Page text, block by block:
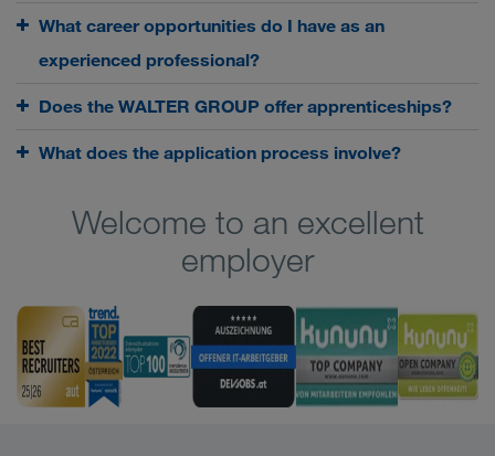
What career opportunities do I have as an
experienced professional?
Does the WALTER GROUP offer apprenticeships?
What does the application process involve?
Welcome to an excellent
employer